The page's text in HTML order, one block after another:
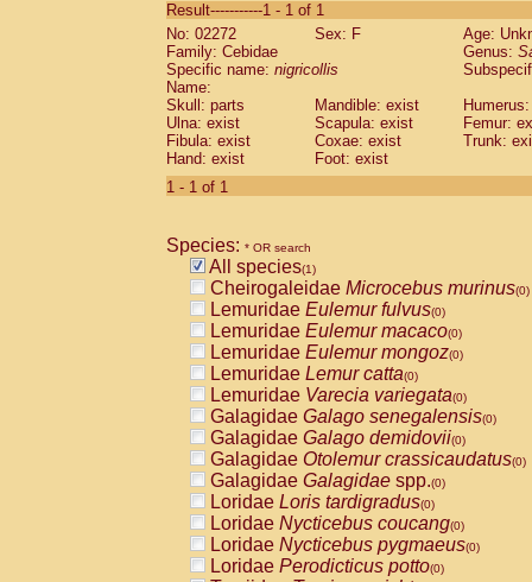
CebidaeSaguinus labiatus(0)
Cebidae Saguinus leucopus (0)
Cebidae
CebidaeSaguinus mystax
Cebidae Saguinus nigricollis (1)
Cebidae Saguinus oedipus
Cebidae Saguinus weddelli
Cebidae Saguinusspp.
Cebidae
CebidaeCebus capucinus
CebidaeCebus nigrivittatus
CebidaeCebus spp.(0)
CebidaeSaimiri boliviensis(0)
CebidaeSaimiri sciureus(0)
AtelidaeAlouatta caraya(0)
AtelidaeAlouatta fusca(0)
AtelidaeAlouatta seniculus(0)
AtelidaeAlouattaspp.(0)
AtelidaeAteles belzebuth(0)
AtelidaeAteles geoffroyi(0)
AtelidaeAteles paniscus(0)
AtelidaeAtelesspp.(0)
AtelidaeLagothrix lagothricha(0)
AtelidaeLagothrix lagothricha cana
PitheciidaeCacajao calvus
Result-----------1 - 1 of 1
No: 02272
Sex: F
Age:
Family: Cebidae
Genus:
Specific name: nigricollis
Name:
Skull: parts
Mandible: exist
Ulna: exist
Scapula: exist
Femur:
Fibula: exist
Coxae: exist
Trunk:
Hand: exist
Foot: exist
1 - 1 of 1
Species: * OR search
All species(1)
Cheirogaleidae Microcebus murinus(0)
Lemuridae Eulemur fulvus(0)
Lemuridae Eulemur macaco(0)
Lemuridae Eulemur mongoz(0)
Lemuridae Lemur catta(0)
Lemuridae Varecia variegata(0)
Galagidae Galago senegalensis(0)
Galagidae Galago demidovii(0)
Galagidae Otolemur crassicaudatus(0)
Galagidae Galagidae spp.(0)
Loridae Loris tardigradus(0)
Loridae Nycticebus coucang(0)
Loridae Nycticebus pygmaeus(0)
Loridae Perodicticus potto(0)